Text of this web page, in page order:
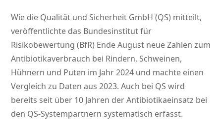
Wie die Qualität und Sicherheit GmbH (QS) mitteilt,
veröffentlichte das Bundesinstitut für
Risikobewertung (BfR) Ende August neue Zahlen zum
Antibiotikaverbrauch bei Rindern, Schweinen,
Hühnern und Puten im Jahr 2024 und machte einen
Vergleich zu Daten aus 2023. Auch bei QS wird
bereits seit über 10 Jahren der Antibiotikaeinsatz bei
den QS-Systempartnern systematisch erfasst.